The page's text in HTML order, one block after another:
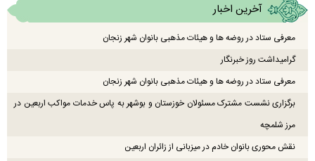
آخرین اخبار
معرفی ستاد در روضه ها و هیئات مذهبی بانوان شهر زنجان
گرامیداشت روز خبرنگار
معرفی ستاد در روضه ها و هیئات مذهبی بانوان شهر زنجان
برگزاری نشست مشترک مسئولان خوزستان و بوشهر به پاس خدمات مواکب اربعین در
مرز شلمچه
نقش محوری بانوان خادم در میزبانی از زائران اربعین